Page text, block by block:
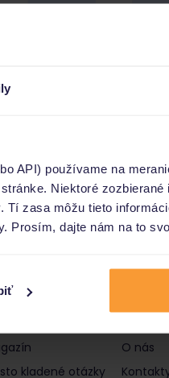
API) používame na
Niektoré
Tí zasa môžu tieto
Prosím, dajte nám na to
kladené otázky
O nás